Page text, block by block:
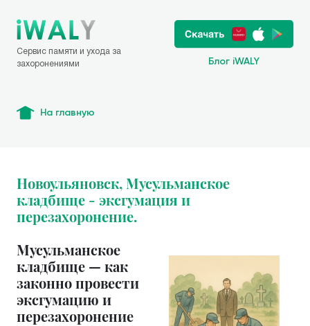
Сервис памяти и ухода за
захоронениями
Блог iWALY
На главную
Новоульяновск, Мусульманское
кладбище - эксгумация и
перезахоронение.
Мусульманское
кладбище — как
законно провести
эксгумацию и
перезахоронение